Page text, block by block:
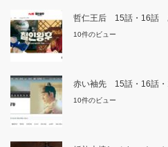
哲仁王后 15話・16話
10件のビュー
赤い袖先 15話・16話
10件のビュー